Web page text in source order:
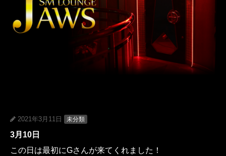
2021年3月11日 未分類
3月10日
この日は最初にGさんが来てくれました！